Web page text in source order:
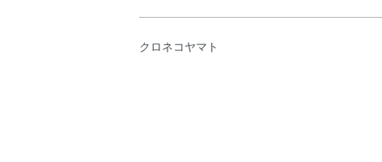
クロネコヤマト